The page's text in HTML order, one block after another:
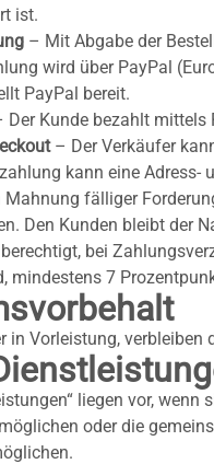
ist.
– Mit Abgabe der
wird über PayPal
PayPal bereit.
Der Kunde bezahlt mittels
– Der Verkäufer
kann eine
Mahnung fälliger
Den Kunden bleibt der
bei
mindestens 7
in Vorleistung,
liegen vor,
oder die